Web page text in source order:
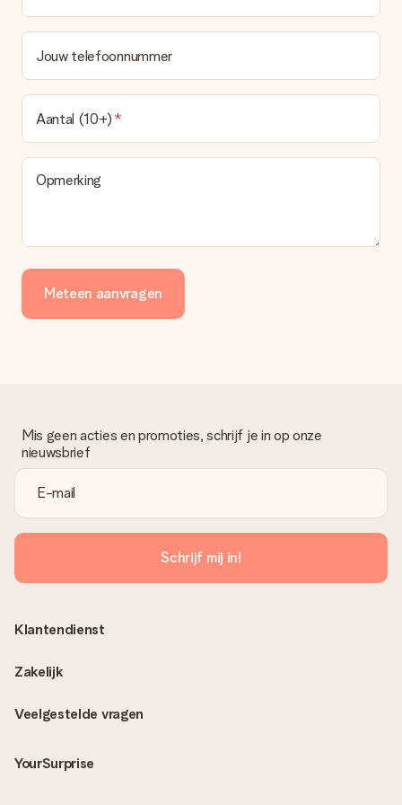
Jouw telefoonnummer
Aantal (10+)
Opmerking
Meteen aanvragen
Mis geen acties en promoties, schrijf je in op onze
nieuwsbrief
Schrijf mij in!
Veelgestelde vragen
YourSurprise
Klantendienst
Zakelijk